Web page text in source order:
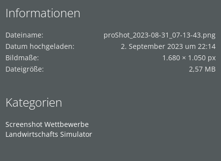
Informationen
Dateiname
proShot_2023-08-31_07-13-43.png
Datum hochgeladen
2. September 2023 um 22:14
Bildmaße
1.680 × 1.050 px
Dateigröße
2,57 MB
Kategorien
Screenshot Wettbewerbe
Landwirtschafts Simulator